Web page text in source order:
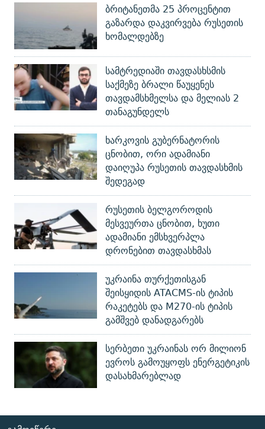
ბრიტანეთმა 25 პროცენტით
გაზარდა დაკვირვება რუსეთის
ხომალდებზე
სამტრედიაში თავდასხსმის
საქმეზე ბრალი წაუყენეს
თავდამსხმელსა და მელიას 2
თანაგუნდელს
ხარკოვის გუბერნატორის
ცნობით, ორი ადამიანი
დაიღუპა რუსეთის თავდასხმის
შედეგად
რუსეთის ბელგოროდის
მესვეურთა ცნობით, ხუთი
ადამიანი ემსხვერპლა
დრონებით თავდასხმას
უკრაინა თურქეთისგან
შეისყიდის ATACMS-ის ტიპის
რაკეტებს და M270-ის ტიპის
გამშვებ დანადგარებს
სერბეთი უკრაინას ორ მილიონ
ევროს გამოუყოფს ენერგეტიკის
დასახმარებლად